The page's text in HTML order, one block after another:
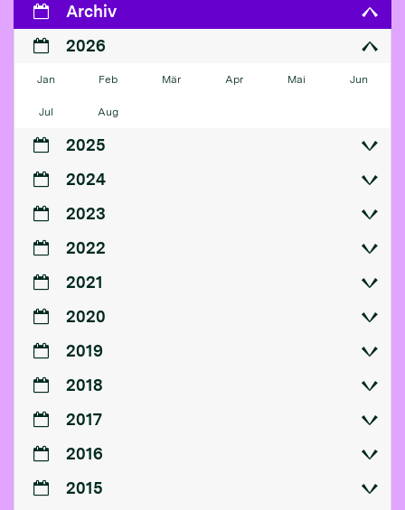
Archiv
2026
Jan Feb Mär Apr Mai Jun
Jul Aug
2025
2024
2023
2022
2021
2020
2019
2018
2017
2016
2015